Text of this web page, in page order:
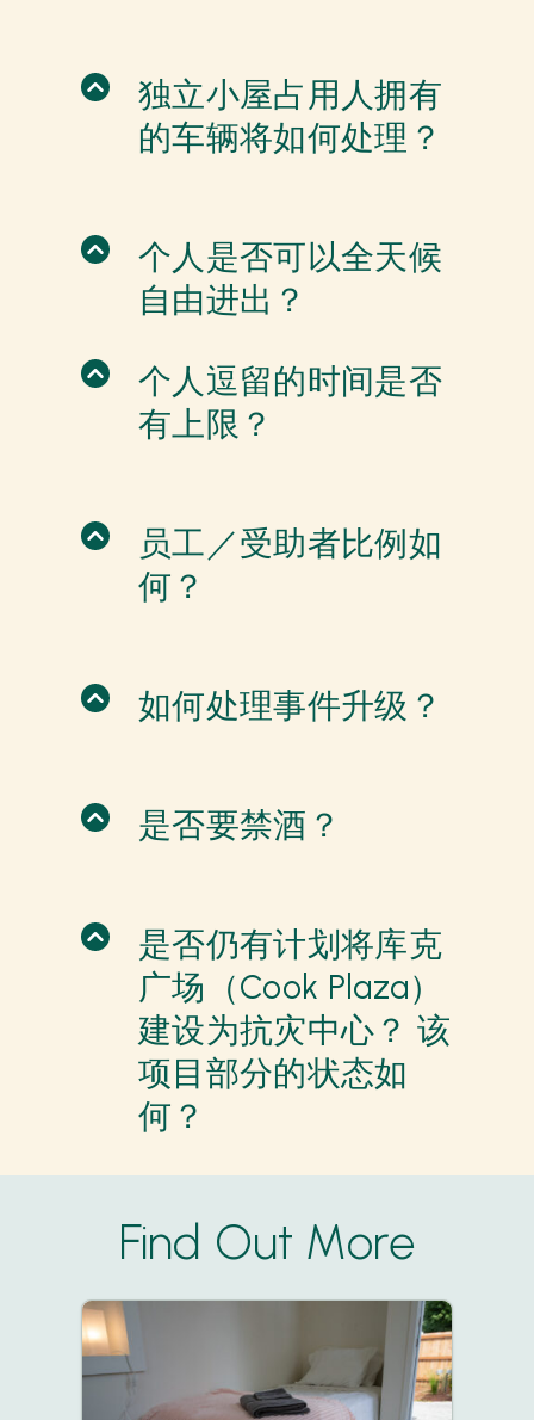
独立小屋占用人拥有
的车辆将如何处理？
个人是否可以全天候
自由进出？
个人逗留的时间是否
有上限？
员工／受助者比例如
何？
如何处理事件升级？
是否要禁酒？
是否仍有计划将库克
广场（Cook Plaza）
建设为抗灾中心？ 该
项目部分的状态如
何？
Find Out More